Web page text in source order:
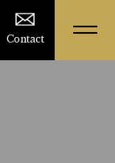
Contact